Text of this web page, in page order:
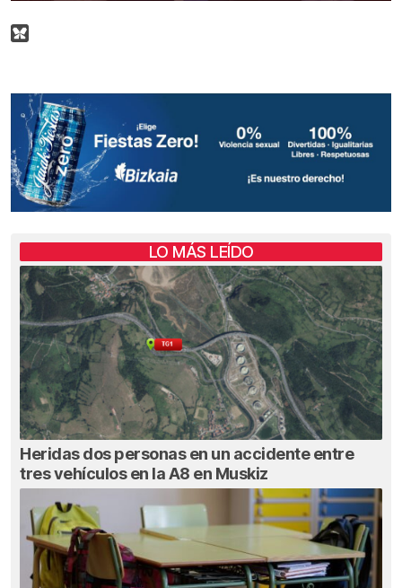
LO MÁS LEÍDO
Heridas dos personas en un accidente entre
tres vehículos en la A8 en Muskiz